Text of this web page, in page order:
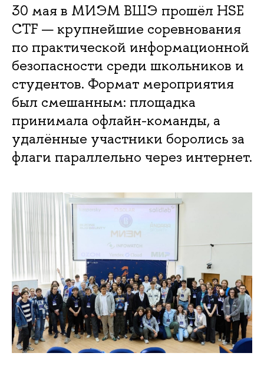
30 мая в МИЭМ ВШЭ прошёл HSE
CTF — крупнейшие соревнования
по практической информационной
безопасности среди школьников и
студентов. Формат мероприятия
был смешанным: площадка
принимала офлайн-команды, а
удалённые участники боролись за
флаги параллельно через интернет.